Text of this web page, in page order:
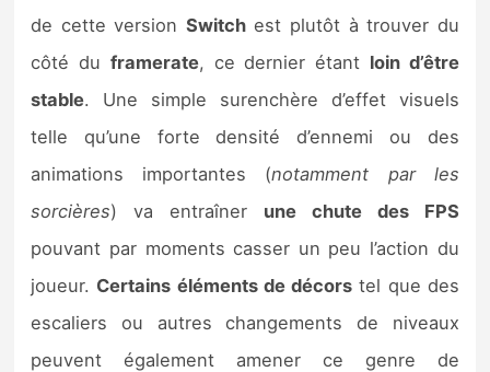
de cette version Switchest plutôt à trouver du
côté du framerate, ce dernier étant loin d’être
stable. Une simple surenchère d’effet visuels
telle qu’une forte densité d’ennemi ou des
animations importantes (notamment par les
sorcières) va entraîner une chute des FPS
pouvant par moments casser un peu l’action du
joueur. Certains éléments de décors tel que des
escaliers ou autres changements de niveaux
peuvent également amener ce genre de